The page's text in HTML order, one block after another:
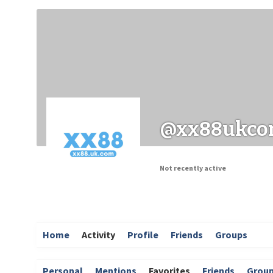
Заходи
Not recently active
Home Activity Profile Friends Groups
Personal Mentions Favorites Friends